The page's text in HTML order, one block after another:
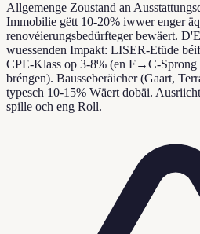
Allgemenge Zoustand an
Immobilie gëtt 10-20% iwwer enger
renovéierungsbedürfteger bewäert.
wuessenden Impakt: LISER-Etüde
CPE-Klass op 3-8% (en F→C-Sprong
bréngen). Bausseberäicher (Gaart,
typesch 10-15% Wäert dobäi.
spille och eng Roll.